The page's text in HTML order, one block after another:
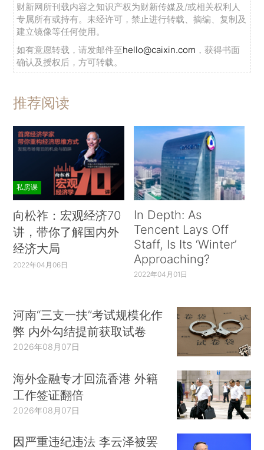
财新网所刊载内容之知识产权为财新传媒及/或相关权利人
专属所有或持有。未经许可，禁止进行转载、摘编、复制及
建立镜像等任何使用。
如有意愿转载，请发邮件至hello@caixin.com ，获得书面
确认及授权后，方可转载。
推荐阅读
私房课
向松祚：宏观经济70
讲，带你了解国内外
经济大局
2022年04月06日
In Depth: As
Tencent Lays Off
Staff, Is Its ‘Winter’
Approaching?
2022年04月01日
河南“三支一扶”考试规模化作
弊 内外勾结提前获取试卷
2026年08月07日
海外金融专才回流香港 外籍
工作签证翻倍
2026年08月07日
因严重违纪违法 李云泽被罢